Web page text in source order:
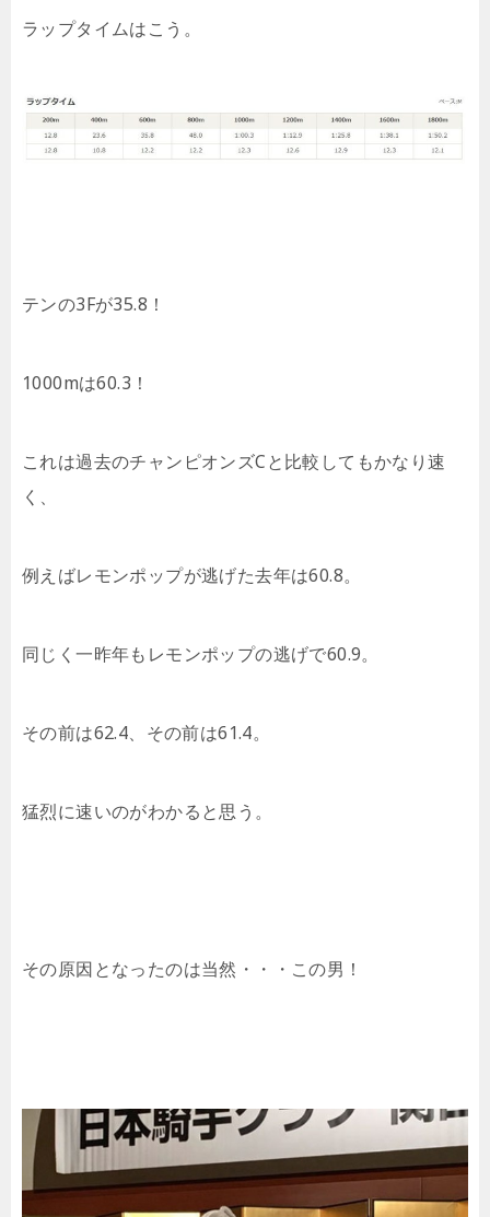
ラップタイムはこう。
テンの3Fが35.8！
1000mは60.3！
これは過去のチャンピオンズCと比較してもかなり速
く、
例えばレモンポップが逃げた去年は60.8。
同じく一昨年もレモンポップの逃げで60.9。
その前は62.4、その前は61.4。
猛烈に速いのがわかると思う。
その原因となったのは当然・・・この男！